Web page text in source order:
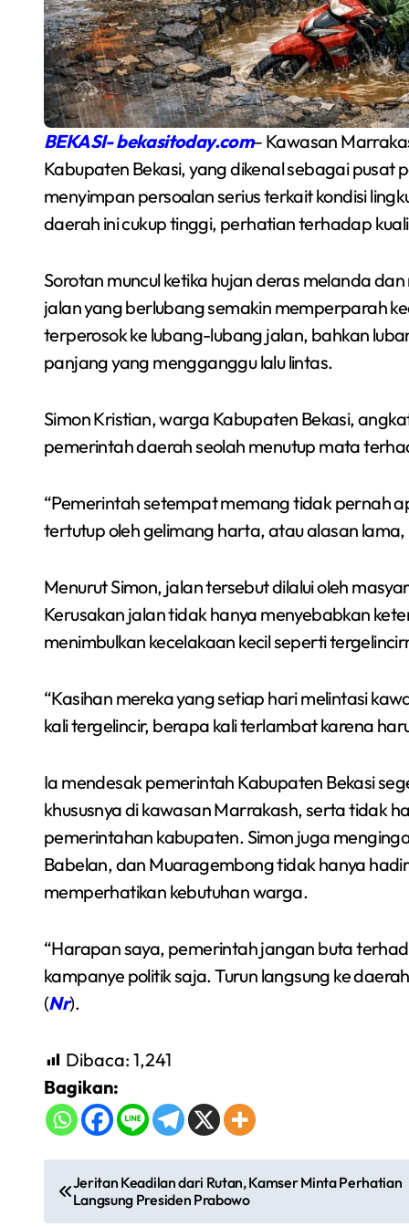
BEKASI- bekasitoday.com– Kawasan
Kabupaten Bekasi, yang dikenal sebagai
menyimpan persoalan serius terkait kondisi
daerah ini cukup tinggi, perhatian terhadap
Sorotan muncul ketika hujan deras melanda
jalan yang berlubang semakin memperparah
terperosok ke lubang-lubang jalan, bahkan
panjang yang mengganggu lalu lintas.
Simon Kristian, warga Kabupaten Bekasi,
pemerintah daerah seolah menutup mata
“Pemerintah setempat memang tidak pernah
tertutup oleh gelimang harta, atau alasan lama,
Menurut Simon, jalan tersebut dilalui oleh
Kerusakan jalan tidak hanya menyebabkan
menimbulkan kecelakaan kecil seperti
“Kasihan mereka yang setiap hari melintasi
kali tergelincir, berapa kali terlambat karena
Ia mendesak pemerintah Kabupaten Bekasi
khususnya di kawasan Marrakash, serta tidak
pemerintahan kabupaten. Simon juga
Babelan, dan Muaragembong tidak hanya
memperhatikan kebutuhan warga.
“Harapan saya, pemerintah jangan buta
kampanye politik saja. Turun langsung ke
(Nr).
Dibaca: 1,241
Bagikan:
N
a
Jeritan Keadilan dari Rutan, Kamser Minta Perhatian
Langsung Presiden Prabowo
Tumbangkan Bacan
3-1, Yakult Sabet
Gelar Juara
ANPIKASI CUP 2026
Redaksi Bekasi Today Jul 12, 2026